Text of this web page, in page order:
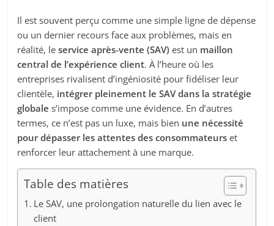
Il est souvent perçu comme une simple ligne de dépense
ou un dernier recours face aux problèmes, mais en
réalité, leservice après-vente (SAV) est un maillon
central de l’expérience client. À l’heure où les
entreprises rivalisent d’ingéniosité pour fidéliser leur
clientèle, intégrer pleinement le SAV dans la stratégie
globale s’impose comme une évidence. En d’autres
termes, ce n’est pas un luxe, mais bien une nécessité
pour dépasser les attentes des consommateurs et
renforcer leur attachement à une marque.
Table des matières
Le SAV, une prolongation naturelle du lien avec le
client